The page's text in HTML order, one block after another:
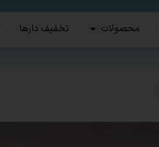
محصولات تخفیف دارها